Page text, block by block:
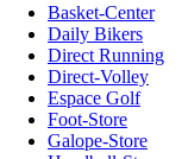
Basket-Center
Daily Bikers
Direct Running
Direct-Volley
Espace Golf
Foot-Store
Galope-Store